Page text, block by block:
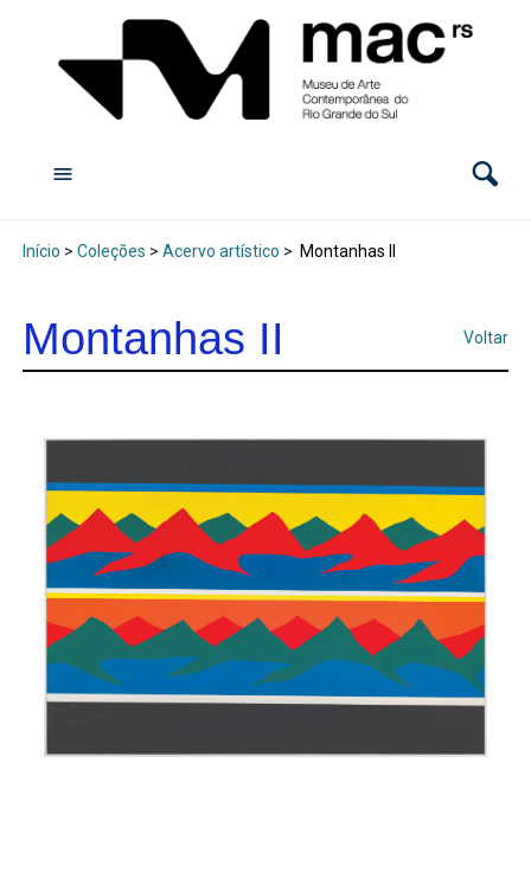
Início > Coleções > Acervo artístico > Montanhas II
Montanhas II Voltar